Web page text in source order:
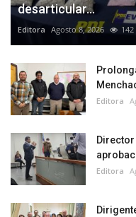
desarticular...
Editora Agosto 8, 2026 142
Editora
Editora